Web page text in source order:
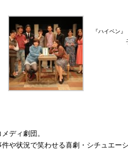
『ハイベン
ディ劇団。
や状況で笑わせる喜劇・シチュエー